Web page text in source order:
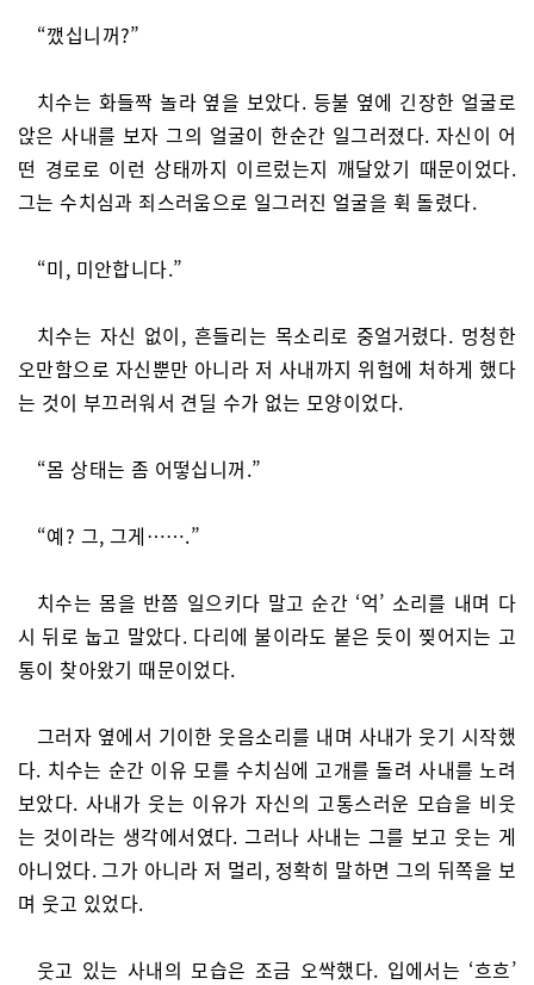
“깼십니꺼?”
치수는 화들짝 놀라 옆을 보았다. 등불 옆에 긴장한 얼굴로
앉은 사내를 보자 그의 얼굴이 한순간 일그러졌다. 자신이 어
떤 경로로 이런 상태까지 이르렀는지 깨달았기 때문이었다.
그는 수치심과 죄스러움으로 일그러진 얼굴을 휙 돌렸다.
“미, 미안합니다.”
치수는 자신 없이, 흔들리는 목소리로 중얼거렸다. 멍청한
오만함으로 자신뿐만 아니라 저 사내까지 위험에 처하게 했다
는 것이 부끄러워서 견딜 수가 없는 모양이었다.
“몸 상태는 좀 어떻십니꺼.”
“예? 그, 그게…….”
치수는 몸을 반쯤 일으키다 말고 순간 ‘억’ 소리를 내며 다
시 뒤로 눕고 말았다. 다리에 불이라도 붙은 듯이 찢어지는 고
통이 찾아왔기 때문이었다.
그러자 옆에서 기이한 웃음소리를 내며 사내가 웃기 시작했
다. 치수는 순간 이유 모를 수치심에 고개를 돌려 사내를 노려
보았다. 사내가 웃는 이유가 자신의 고통스러운 모습을 비웃
는 것이라는 생각에서였다. 그러나 사내는 그를 보고 웃는 게
아니었다. 그가 아니라 저 멀리, 정확히 말하면 그의 뒤쪽을 보
며 웃고 있었다.
웃고 있는 사내의 모습은 조금 오싹했다. 입에서는 ‘흐흐’